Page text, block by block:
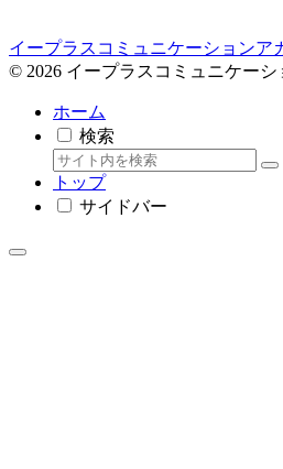
イープラスコミュニケーションア
© 2026 イープラスコミュニケーシ
ホーム
検索
トップ
サイドバー